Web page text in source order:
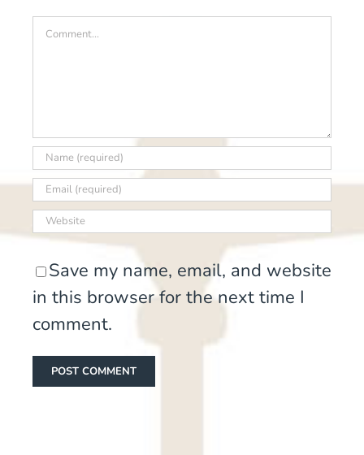
Comment
Save my name, email, and website
in this browser for the next time I
comment.